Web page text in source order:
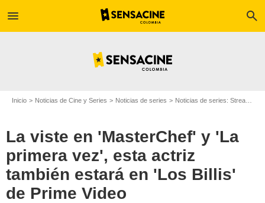
menu search
Inicio Noticias de Cine y Series Noticias de series Noticias de series: Streaming
La viste en 'MasterChef' y 'La
primera vez', esta actriz
también estará en 'Los Billis'
de Prime Video